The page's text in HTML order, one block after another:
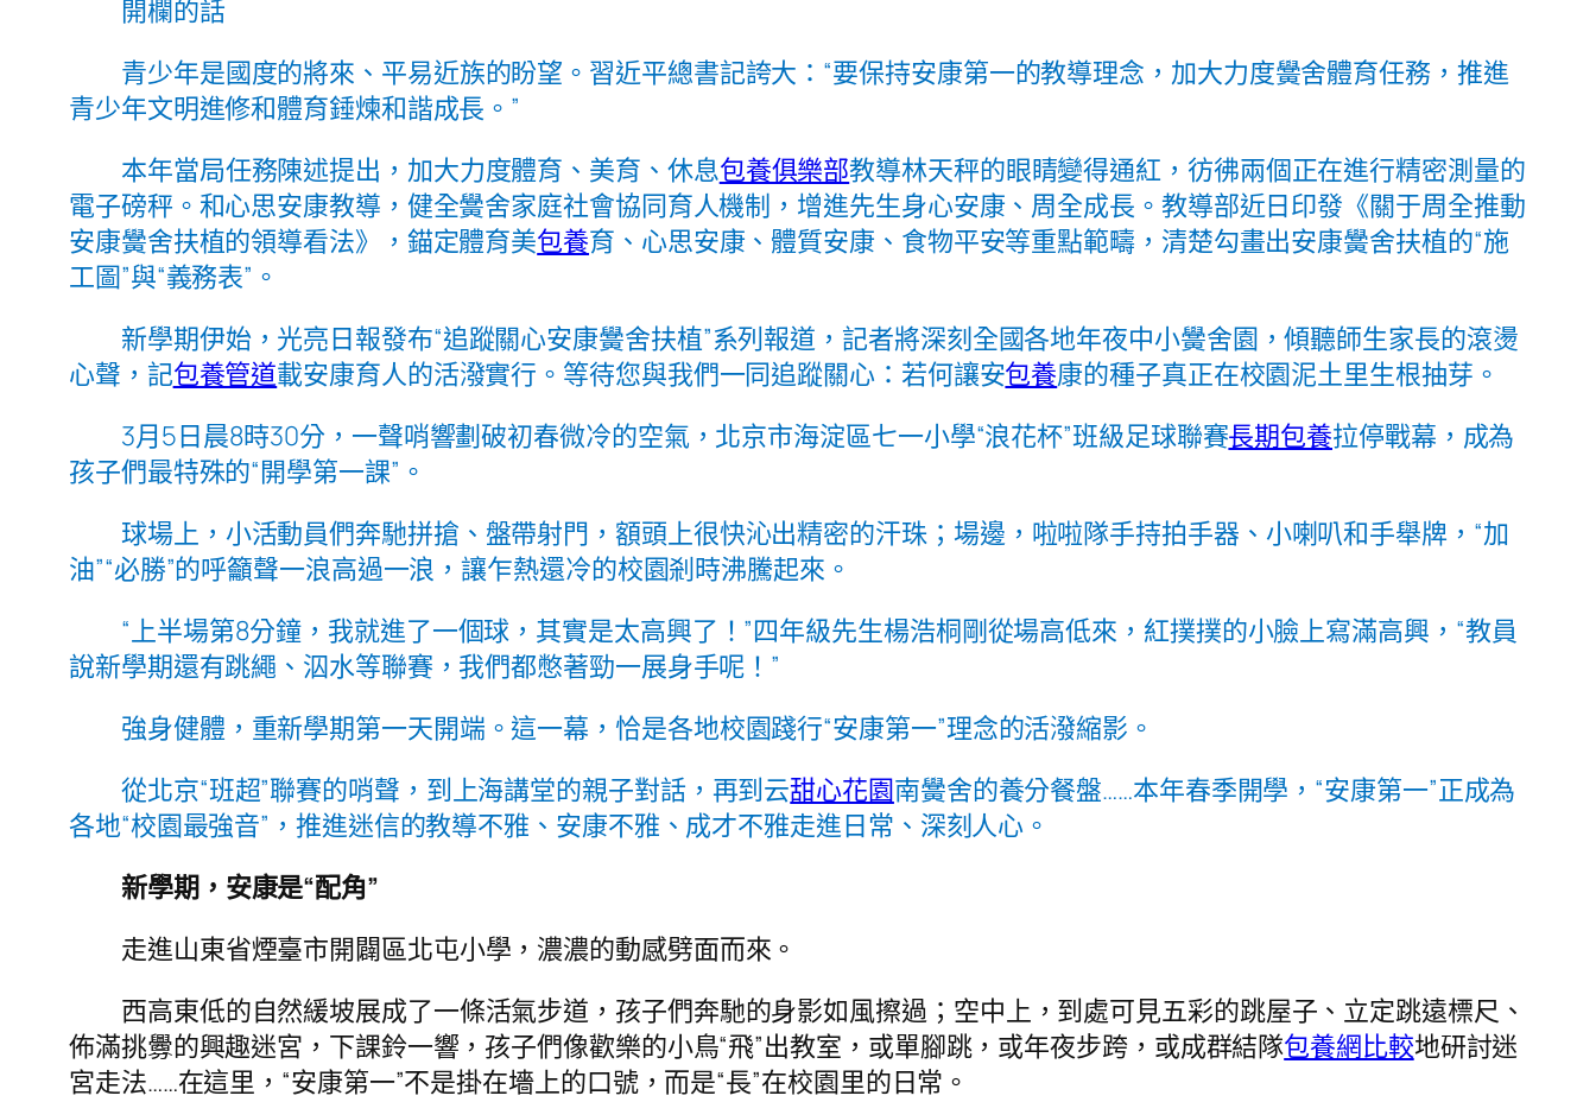
開欄的話
青少年是國度的將來、平易近族的盼望。習近平總書記誇大：“要保持安康第一的教導理念，加大力度黌舍體育任務，推進
青少年文明進修和體育錘煉和諧成長。”
本年當局任務陳述提出，加大力度體育、美育、休息包養俱樂部教導林天秤的眼睛變得通紅，彷彿兩個正在進行精密測量的
電子磅秤。和心思安康教導，健全黌舍家庭社會協同育人機制，增進先生身心安康、周全成長。教導部近日印發《關于周全推動
安康黌舍扶植的領導看法》，錨定體育美包養育、心思安康、體質安康、食物平安等重點範疇，清楚勾畫出安康黌舍扶植的“施
工圖”與“義務表”。
新學期伊始，光亮日報發布“追蹤關心安康黌舍扶植”系列報道，記者將深刻全國各地年夜中小黌舍園，傾聽師生家長的滾燙
心聲，記包養管道載安康育人的活潑實行。等待您與我們一同追蹤關心：若何讓安包養康的種子真正在校園泥土里生根抽芽。
3月5日晨8時30分，一聲哨響劃破初春微冷的空氣，北京市海淀區七一小學“浪花杯”班級足球聯賽長期包養拉停戰幕，成為
孩子們最特殊的“開學第一課”。
球場上，小活動員們奔馳拼搶、盤帶射門，額頭上很快沁出精密的汗珠；場邊，啦啦隊手持拍手器、小喇叭和手舉牌，“加
油”“必勝”的呼籲聲一浪高過一浪，讓乍熱還冷的校園剎時沸騰起來。
“上半場第8分鐘，我就進了一個球，其實是太高興了！”四年級先生楊浩桐剛從場高低來，紅撲撲的小臉上寫滿高興，“教員
說新學期還有跳繩、泅水等聯賽，我們都憋著勁一展身手呢！”
強身健體，重新學期第一天開端。這一幕，恰是各地校園踐行“安康第一”理念的活潑縮影。
從北京“班超”聯賽的哨聲，到上海講堂的親子對話，再到云甜心花園南黌舍的養分餐盤……本年春季開學，“安康第一”正成為
各地“校園最強音”，推進迷信的教導不雅、安康不雅、成才不雅走進日常、深刻人心。
新學期，安康是“配角”
走進山東省煙臺市開闢區北屯小學，濃濃的動感劈面而來。
西高東低的自然緩坡展成了一條活氣步道，孩子們奔馳的身影如風擦過；空中上，到處可見五彩的跳屋子、立定跳遠標尺、
佈滿挑釁的興趣迷宮，下課鈴一響，孩子們像歡樂的小鳥“飛”出教室，或單腳跳，或年夜步跨，或成群結隊包養網比較地研討迷
宮走法……在這里，“安康第一”不是掛在墻上的口號，而是“長”在校園里的日常。